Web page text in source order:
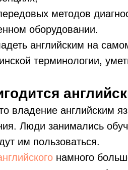
методов
оборудовании.
английским на
терминологии,
владение английским
Люди занимались
им пользоваться.
намного